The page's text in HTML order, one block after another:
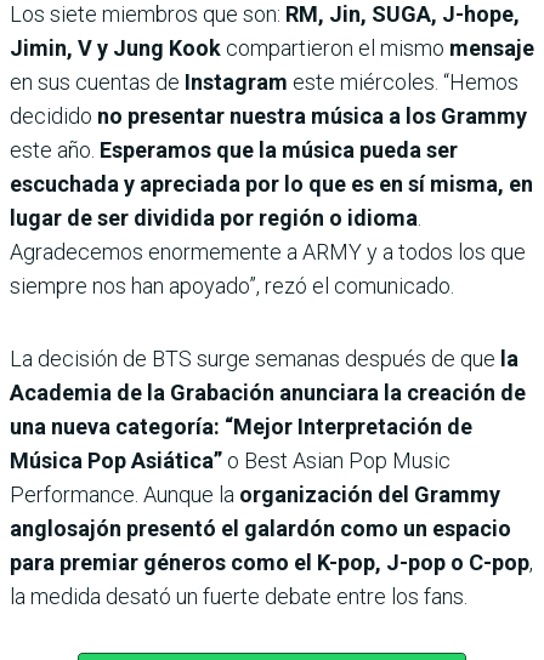
Los siete miembros que son: RM, Jin, SUGA, J-hope,
Jimin, V y Jung Kook compartieron el mismo mensaje
en sus cuentas de Instagram este miércoles. “Hemos
decidido no presentar nuestra música a los Grammy
este año. Esperamos que la música pueda ser
escuchada y apreciada por lo que es en sí misma, en
lugar de ser dividida por región o idioma
Agradecemos enormemente a ARMY y a todos los que
siempre nos han apoyado”, rezó el comunicado.
La decisión de BTS surge semanas después de que la
Academia de la Grabación anunciara la creación de
una nueva categoría: “Mejor Interpretación de
Música Pop Asiática” o Best Asian Pop Music
Performance. Aunque la organización del Grammy
anglosajón presentó el galardón como un espacio
para premiar géneros como el K-pop, J-pop o C-pop,
la medida desató un fuerte debate entre los fans.